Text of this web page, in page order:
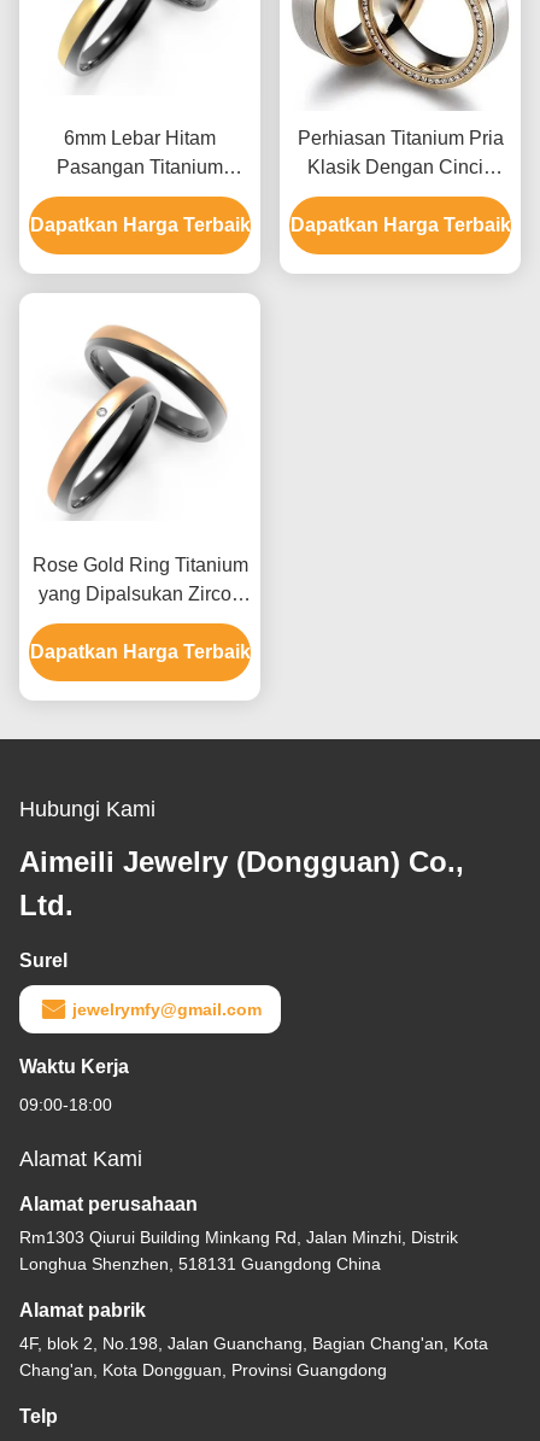
6mm Lebar Hitam
Pasangan Titanium
Cincin Dengan IP Emas
Encrusted Zircon Cincin
Dapatkan Harga Terbaik
Perhiasan Titanium Pria
Klasik Dengan Cincin
Pernikahan Titanium
Zircon Plated IP Emas
Dapatkan Harga Terbaik
Rose Gold Ring Titanium
yang Dipalsukan Zircon
Hitam Titanium Couple
Rings Disesuaikan
Dapatkan Harga Terbaik
Hubungi Kami
Aimeili Jewelry (Dongguan) Co.,
Ltd.
Surel
jewelrymfy@gmail.com
Waktu Kerja
09:00-18:00
Alamat Kami
Alamat perusahaan
Rm1303 Qiurui Building Minkang Rd, Jalan Minzhi, Distrik
Longhua Shenzhen, 518131 Guangdong China
Alamat pabrik
4F, blok 2, No.198, Jalan Guanchang, Bagian Chang'an, Kota
Chang'an, Kota Dongguan, Provinsi Guangdong
Telp